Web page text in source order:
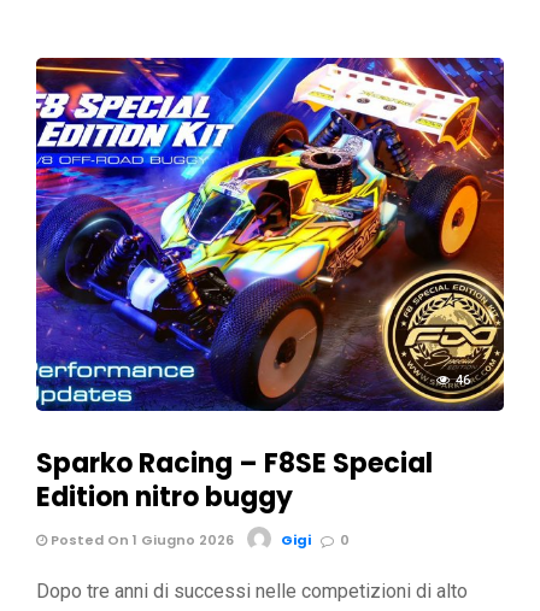
46
Sparko Racing – F8SE Special
Edition nitro buggy
Posted On 1 Giugno 2026 Gigi 0
Dopo tre anni di successi nelle competizioni di alto